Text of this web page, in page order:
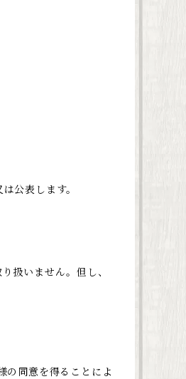
公表します。
扱いません。但し、
の同意を得ることによ